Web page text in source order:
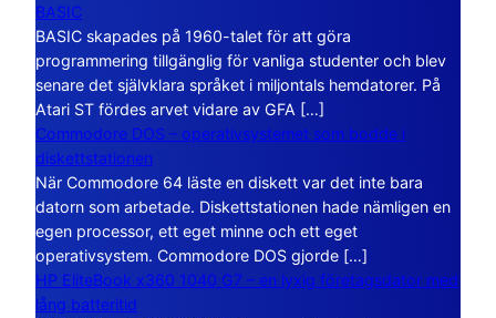
BASIC
BASIC skapades på 1960-talet för att göra
programmering tillgänglig för vanliga studenter och blev
senare det självklara språket i miljontals hemdatorer. På
Atari ST fördes arvet vidare av GFA […]
Commodore DOS – operativsystemet som bodde i
diskettstationen
När Commodore 64 läste en diskett var det inte bara
datorn som arbetade. Diskettstationen hade nämligen en
egen processor, ett eget minne och ett eget
operativsystem. Commodore DOS gjorde […]
HP EliteBook x360 1040 G7 – en lyxig företagsdator med
lång batteritid